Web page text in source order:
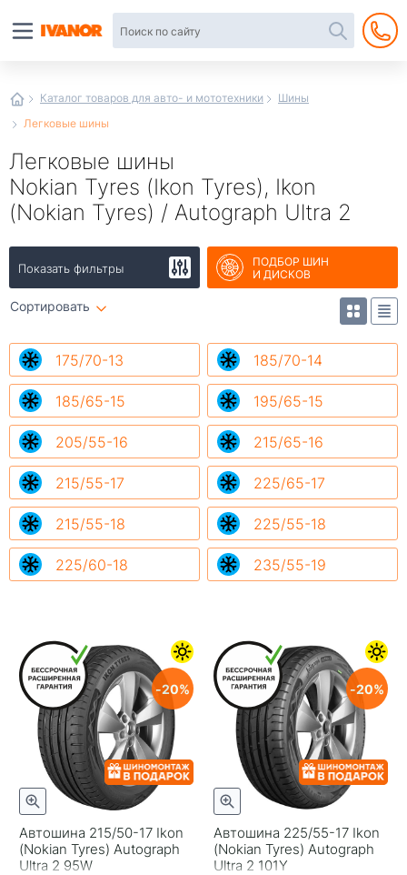
Каталог товаров для авто- и мототехники
Шины
Легковые шины
Легковые шины
Nokian Tyres (Ikon Tyres), Ikon
(Nokian Tyres) / Autograph Ultra 2
Показать фильтры
ПОДБОР ШИН
И ДИСКОВ
Сортировать
175/70-13 185/70-14
185/65-15 195/65-15
205/55-16 215/65-16
215/55-17 225/65-17
215/55-18 225/55-18
225/60-18 235/55-19
Автошина 215/50-17 Ikon
(Nokian Tyrеs) Autograph
Ultra 2 95W
20
Автошина 225/55-17 Ikon
(Nokian Tyrеs) Autograph
Ultra 2 101Y
20
интернет-